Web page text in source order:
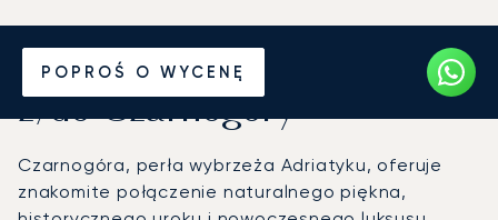
POPROŚ O WYCENĘ
Wynajmij jet prywatny
z/do Czarnogóry
Czarnogóra, perła wybrzeża Adriatyku, oferuje
znakomite połączenie naturalnego piękna,